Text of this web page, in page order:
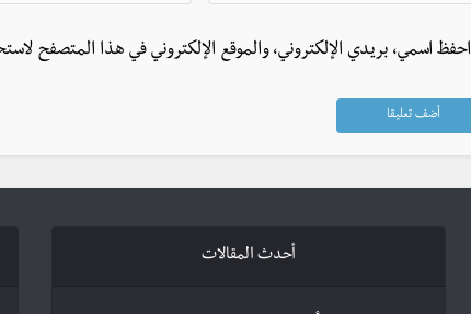
احفظ اسمي، بريدي الإلكتروني، والموقع الإلكتروني في هذا المتصفح
أحدث المقالات